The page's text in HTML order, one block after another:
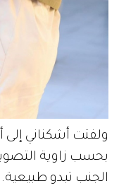
ولفتت أشكناني إلى
بحسب زاوية
الجنب تبدو طبيعية.